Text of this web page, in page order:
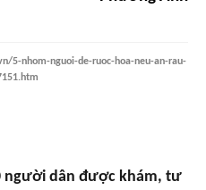
5-nhom-nguoi-de-ruoc-hoa-neu-an-rau-
người dân được khám, tư